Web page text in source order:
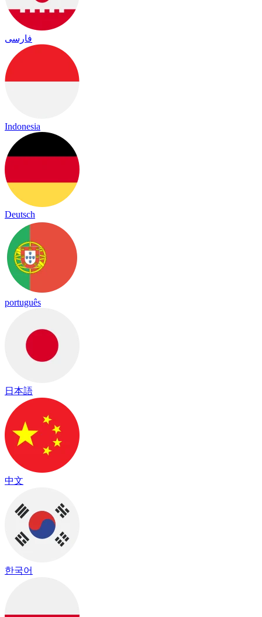
فارسی
Indonesia
Deutsch
português
日本語
中文
한국어